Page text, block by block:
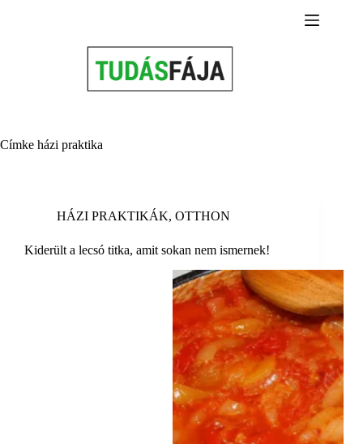
Címke házi praktika
HÁZI PRAKTIKÁK, OTTHON
Kiderült a lecsó titka, amit sokan nem ismernek!